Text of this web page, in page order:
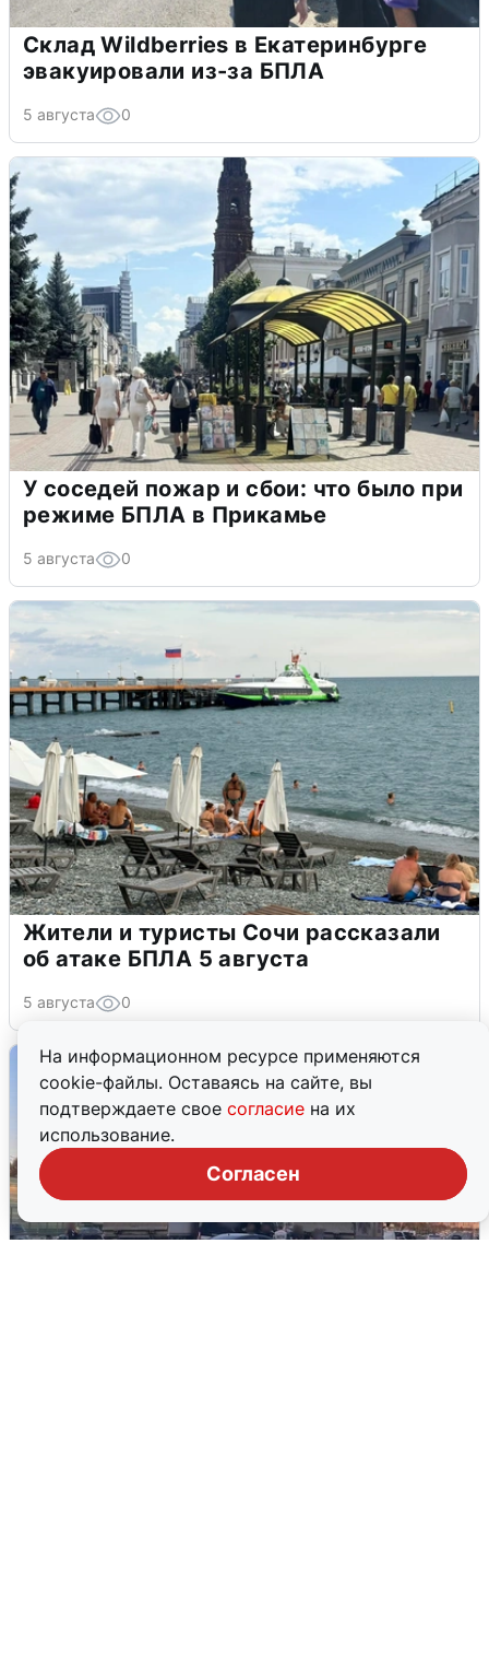
На информационном ресурсе применяются
cookie-файлы. Оставаясь на сайте, вы
подтверждаете свое согласие на их
использование.
Согласен
Склад Wildberries в Екатеринбурге
эвакуировали из-за БПЛА
5 августа 0
У соседей пожар и сбои: что было при
режиме БПЛА в Прикамье
5 августа 0
Жители и туристы Сочи рассказали
об атаке БПЛА 5 августа
5 августа 0